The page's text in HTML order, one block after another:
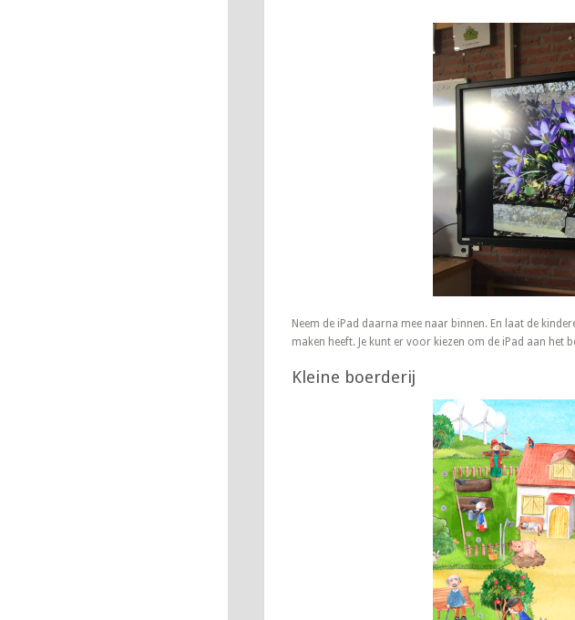
Neem de iPad daarna mee naar binnen. En laat de
maken heeft. Je kunt er voor kiezen om de iPad aan
Kleine boerderij